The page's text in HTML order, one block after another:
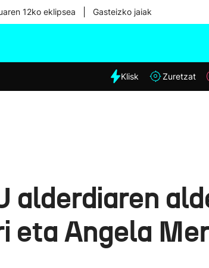
12ko eklipsea Gasteizko jaiak
Eguraldia
Klisk Zuretzat
alderdiaren
eta Angela